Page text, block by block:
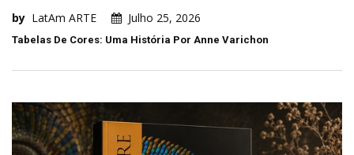
by LatAm ARTE Julho 25, 2026
Tabelas De Cores: Uma História Por Anne Varichon